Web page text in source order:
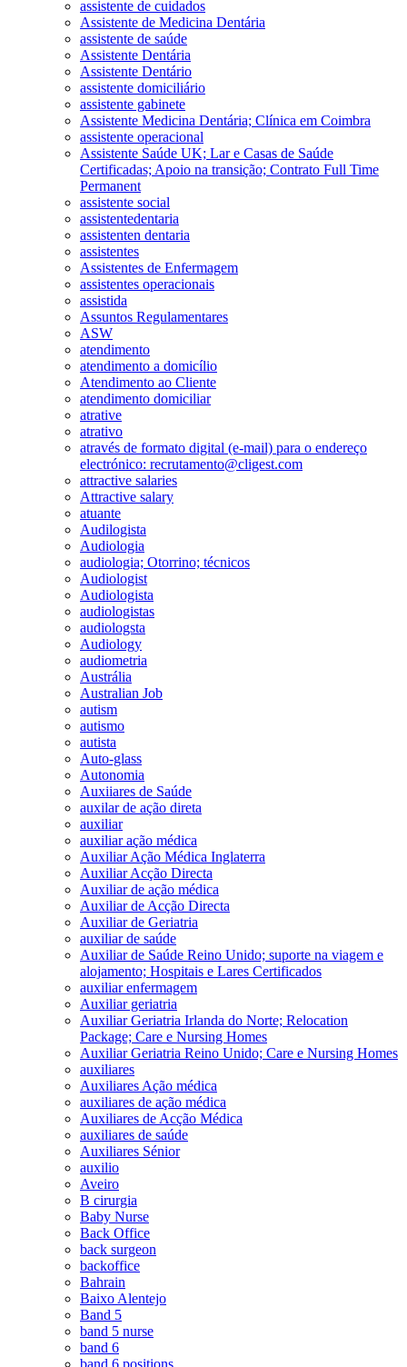
assistente de cuidados
Assistente de Medicina Dentária
assistente de saúde
Assistente Dentária
Assistente Dentário
assistente domiciliário
assistente gabinete
Assistente Medicina Dentária; Clínica em Coimbra
assistente operacional
Assistente Saúde UK; Lar e Casas de Saúde
Certificadas; Apoio na transição; Contrato Full Time
Permanent
assistente social
assistentedentaria
assistenten dentaria
assistentes
Assistentes de Enfermagem
assistentes operacionais
assistida
Assuntos Regulamentares
ASW
atendimento
atendimento a domicílio
Atendimento ao Cliente
atendimento domiciliar
atrative
atrativo
através de formato digital (e-mail) para o endereço
electrónico: recrutamento@cligest.com
attractive salaries
Attractive salary
atuante
Audilogista
Audiologia
audiologia; Otorrino; técnicos
Audiologist
Audiologista
audiologistas
audiologsta
Audiology
audiometria
Austrália
Australian Job
autism
autismo
autista
Auto-glass
Autonomia
Auxiiares de Saúde
auxilar de ação direta
auxiliar
auxiliar ação médica
Auxiliar Ação Médica Inglaterra
Auxiliar Acção Directa
Auxiliar de ação médica
Auxiliar de Acção Directa
Auxiliar de Geriatria
auxiliar de saúde
Auxiliar de Saúde Reino Unido; suporte na viagem e
alojamento; Hospitais e Lares Certificados
auxiliar enfermagem
Auxiliar geriatria
Auxiliar Geriatria Irlanda do Norte; Relocation
Package; Care e Nursing Homes
Auxiliar Geriatria Reino Unido; Care e Nursing Homes
auxiliares
Auxiliares Ação médica
auxiliares de ação médica
Auxiliares de Acção Médica
auxiliares de saúde
Auxiliares Sénior
auxilio
Aveiro
B cirurgia
Baby Nurse
Back Office
back surgeon
backoffice
Bahrain
Baixo Alentejo
Band 5
band 5 nurse
band 6
band 6 positions